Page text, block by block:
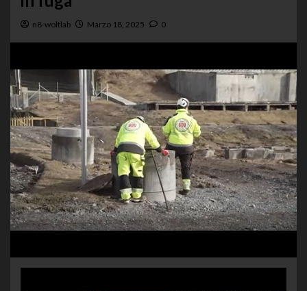
n8-woltlab Marzo 18, 2025 0